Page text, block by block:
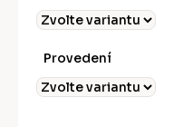
Provedení